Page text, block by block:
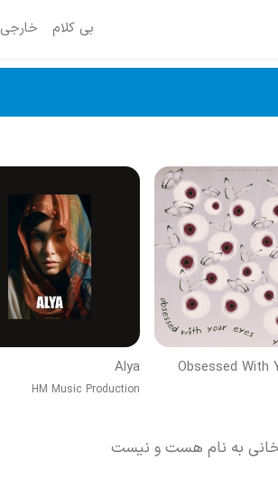
بی کلام خارجی
Obsessed With
Alya
HM Music Production
به نام هست و نیست